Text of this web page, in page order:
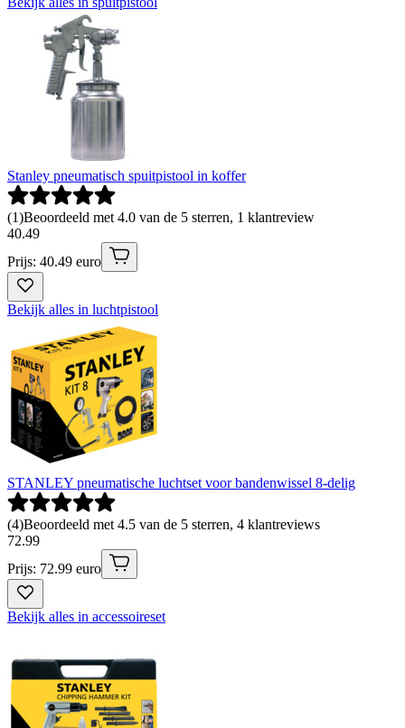
Stanley pneumatisch spuitpistool in koffer
(1)Beoordeeld met 4.0 van de 5 sterren, 1 klantreview
40.49
Prijs: 40.49 euro
Bekijk alles in luchtpistool
STANLEY pneumatische luchtset voor bandenwissel 8-delig
(4)Beoordeeld met 4.5 van de 5 sterren, 4 klantreviews
72.99
Prijs: 72.99 euro
Bekijk alles in accessoireset